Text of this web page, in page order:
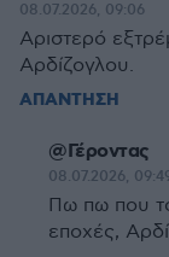
08.07.2026, 09:06
Αριστερό
Αρδίζογλου.
ΑΠΑΝΤΗΣΗ
@Γέροντας
08.07.2026,
Πω πω που
εποχές,